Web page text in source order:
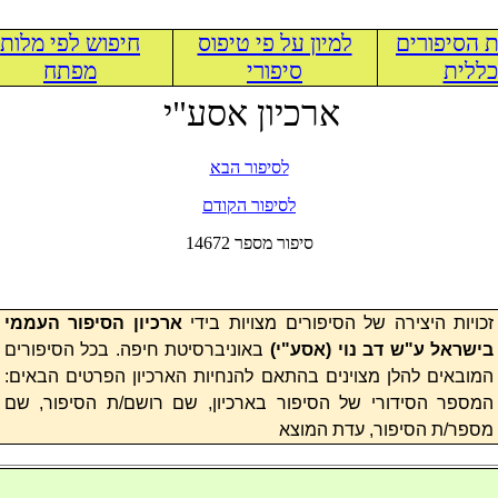
הסיפורים
למיון על פי טיפוס
סיפורי
חיפוש לפי מלות
מפתח
ארכיון אסע"י
לסיפור הבא
לסיפור הקודם
14672 סיפור מספר
זכויות היצירה של הסיפורים מצויות בידי ארכיון הסיפור העממי
בישראל ע"ש דב נוי (אסע"י) באוניברסיטת חיפה. בכל הסיפורים
המובאים להלן מצוינים בהתאם להנחיות הארכיון הפרטים הבאים:
המספר הסידורי של הסיפור בארכיון, שם רושם/ת הסיפור, שם
מספר/ת הסיפור, עדת המוצא